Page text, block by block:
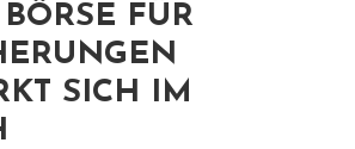
FÜR
SICH IM